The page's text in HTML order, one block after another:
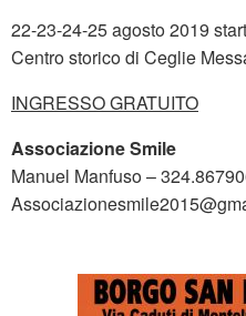
22-23-24-25 agosto 2019
Centro storico di Ceglie
INGRESSO GRATUITO
Associazione Smile
Manuel Manfuso –